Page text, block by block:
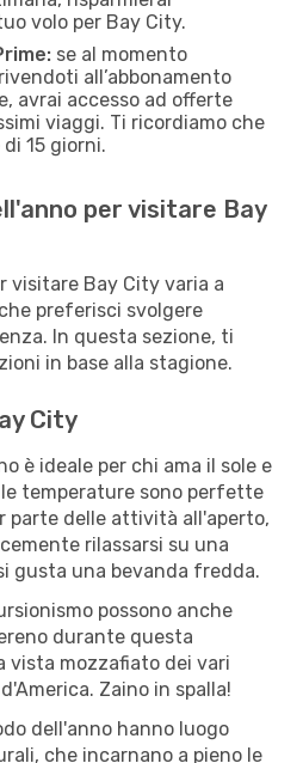
volo per Bay City.
se al momento
all’abbonamento
avrai accesso ad offerte
viaggi. Ti ricordiamo che
15 giorni.
per visitare Bay
visitare Bay City varia a
preferisci svolgere
In questa sezione, ti
in base alla stagione.
City
è ideale per chi ama il sole e
temperature sono perfette
parte delle attività all'aperto,
rilassarsi su una
gusta una bevanda fredda.
possono anche
durante questa
vista mozzafiato dei vari
Zaino in spalla!
dell'anno hanno luogo
che incarnano a pieno le